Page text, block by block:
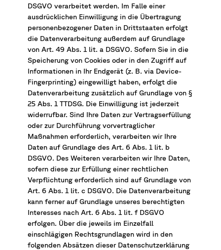
DSGVO verarbeitet werden. Im Falle einer
ausdrücklichen Einwilligung in die Übertragung
personenbezogener Daten in Drittstaaten erfolgt
die Datenverarbeitung außerdem auf Grundlage
von Art. 49 Abs. 1 lit. a DSGVO. Sofern Sie in die
Speicherung von Cookies oder in den Zugriff auf
Informationen in Ihr Endgerät (z. B. via Device-
Fingerprinting) eingewilligt haben, erfolgt die
Datenverarbeitung zusätzlich auf Grundlage von §
25 Abs. 1 TTDSG. Die Einwilligung ist jederzeit
widerrufbar. Sind Ihre Daten zur Vertragserfüllung
oder zur Durchführung vorvertraglicher
Maßnahmen erforderlich, verarbeiten wir Ihre
Daten auf Grundlage des Art. 6 Abs. 1 lit. b
DSGVO. Des Weiteren verarbeiten wir Ihre Daten,
sofern diese zur Erfüllung einer rechtlichen
Verpflichtung erforderlich sind auf Grundlage von
Art. 6 Abs. 1 lit. c DSGVO. Die Datenverarbeitung
kann ferner auf Grundlage unseres berechtigten
Interesses nach Art. 6 Abs. 1 lit. f DSGVO
erfolgen. Über die jeweils im Einzelfall
einschlägigen Rechtsgrundlagen wird in den
folgenden Absätzen dieser Datenschutzerklärung